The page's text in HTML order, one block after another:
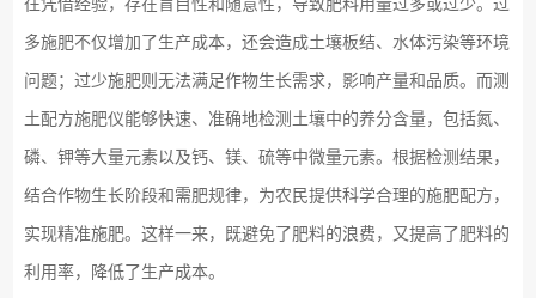
多施肥不仅增加了生产成本，还会造成土壤板结、水体污染等环境
问题；过少施肥则无法满足作物生长需求，影响产量和品质。而测
土配方施肥仪能够快速、准确地检测土壤中的养分含量，包括氮、
磷、钾等大量元素以及钙、镁、硫等中微量元素。根据检测结果，
结合作物生长阶段和需肥规律，为农民提供科学合理的施肥配方，
实现精准施肥。这样一来，既避免了肥料的浪费，又提高了肥料的
利用率，降低了生产成本。